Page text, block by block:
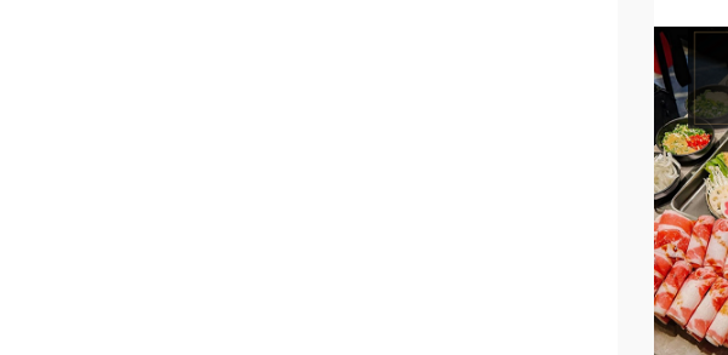
自助
(台中
日十
拾鑶
雞咕
TEA
珍好
藍象
日十
上宇